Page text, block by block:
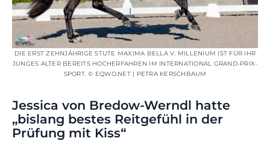
DIE ERST ZEHNJÄHRIGE STUTE MAXIMA BELLA V. MILLENIUM IST FÜR IHR
JUNGES ALTER BEREITS HOCHERFAHREN IM INTERNATIONAL GRAND-PRIX-
SPORT. © EQWO.NET | PETRA KERSCHBAUM
Jessica von Bredow-Werndl hatte
„bislang bestes Reitgefühl in der
Prüfung mit Kiss“